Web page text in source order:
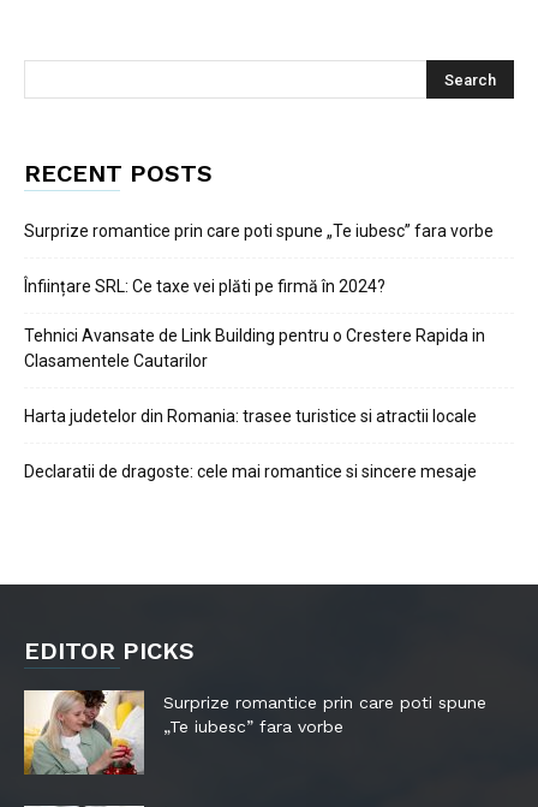
RECENT POSTS
Surprize romantice prin care poti spune „Te iubesc” fara vorbe
Înființare SRL: Ce taxe vei plăti pe firmă în 2024?
Tehnici Avansate de Link Building pentru o Crestere Rapida in
Clasamentele Cautarilor
Harta judetelor din Romania: trasee turistice si atractii locale
Declaratii de dragoste: cele mai romantice si sincere mesaje
EDITOR PICKS
Surprize romantice prin care poti spune
„Te iubesc” fara vorbe